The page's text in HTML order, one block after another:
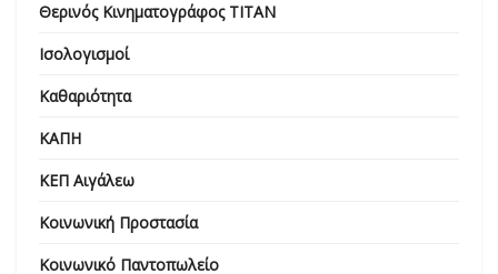
Θερινός Κινηματογράφος ΤΙΤΑΝ
Ισολογισμοί
Καθαριότητα
ΚΑΠΗ
ΚΕΠ Αιγάλεω
Κοινωνική Προστασία
Κοινωνικό Παντοπωλείο